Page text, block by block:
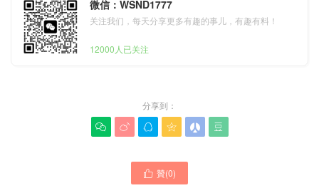
微信：WSND1777
关注我们，每天分享更多有趣的事儿，有趣有料！
12000人已关注
分享到：
     
 贊(0)
Dior包包 官方旗艦店價格多